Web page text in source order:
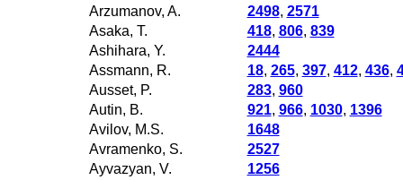
Arzumanov, A.
2498, 2571
Asaka, T.
418, 806, 839
Ashihara, Y.
2444
Assmann, R.
18, 265, 397, 412, 436,
Ausset, P.
283, 960
Autin, B.
921, 966, 1030, 1396
Avilov, M.S.
1648
Avramenko, S.
2527
Ayvazyan, V.
1256